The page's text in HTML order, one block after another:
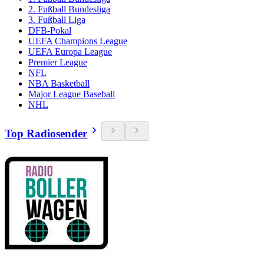
2. Fußball Bundesliga
3. Fußball Liga
DFB-Pokal
UEFA Champions League
UEFA Europa League
Premier League
NFL
NBA Basketball
Major League Baseball
NHL
Top Radiosender